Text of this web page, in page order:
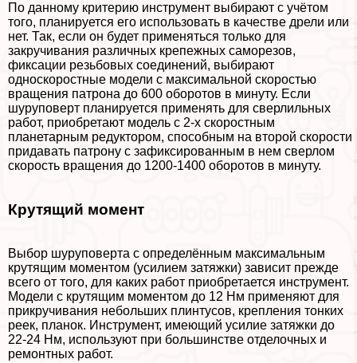
По данному критерию инструмент выбирают с учётом
того, планируется его использовать в качестве дрели или
нет. Так, если он будет применяться только для
закручивания различных крепежных саморезов,
фиксации резьбовых соединений, выбирают
односкоростные модели с максимальной скоростью
вращения патрона до 600 оборотов в минуту. Если
шуруповерт планируется применять для сверлильных
работ, приобретают модель с 2-х скоростным
планетарным редуктором, способным на второй скорости
придавать патрону с зафиксированным в нем сверлом
скорость вращения до 1200-1400 оборотов в минуту.
Крутящий момент
Выбор шуруповерта с определённым максимальным
крутящим моментом (усилием затяжки) зависит прежде
всего от того, для каких работ приобретается инструмент.
Модели с крутящим моментом до 12 Нм применяют для
прикручивания небольших плинтусов, крепления тонких
реек, планок. Инструмент, имеющий усилие затяжки до
22-24 Нм, используют при большинстве отделочных и
ремонтных работ.